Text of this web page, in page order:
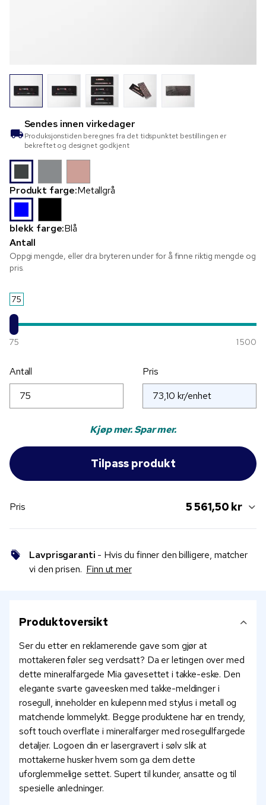
Sendes innen virkedager
Produksjonstiden beregnes fra det tidspunktet bestillingen er
bekreftet og designet godkjent
Produkt farge:Metallgrå
blekk farge:Blå
Antall
Oppgi mengde, eller dra bryteren under for å finne riktig mengde og
pris.
75
75 1 500
Antall Pris
Kjøp mer. Spar mer.
Pris 5 561,50 kr
Lavprisgaranti - Hvis du finner den billigere, matcher
vi den prisen. Finn ut mer
Produktoversikt
Ser du etter en reklamerende gave som gjør at
mottakeren føler seg verdsatt? Da er letingen over med
dette mineralfargede Mia gavesettet i takke-eske. Den
elegante svarte gaveesken med takke-meldinger i
rosegull, inneholder en kulepenn med stylus i metall og
matchende lommelykt. Begge produktene har en trendy,
soft touch overflate i mineralfarger med rosegullfargede
detaljer. Logoen din er lasergravert i sølv slik at
mottakerne husker hvem som ga dem dette
uforglemmelige settet. Supert til kunder, ansatte og til
spesielle anledninger.